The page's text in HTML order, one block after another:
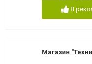
Я
Магазин